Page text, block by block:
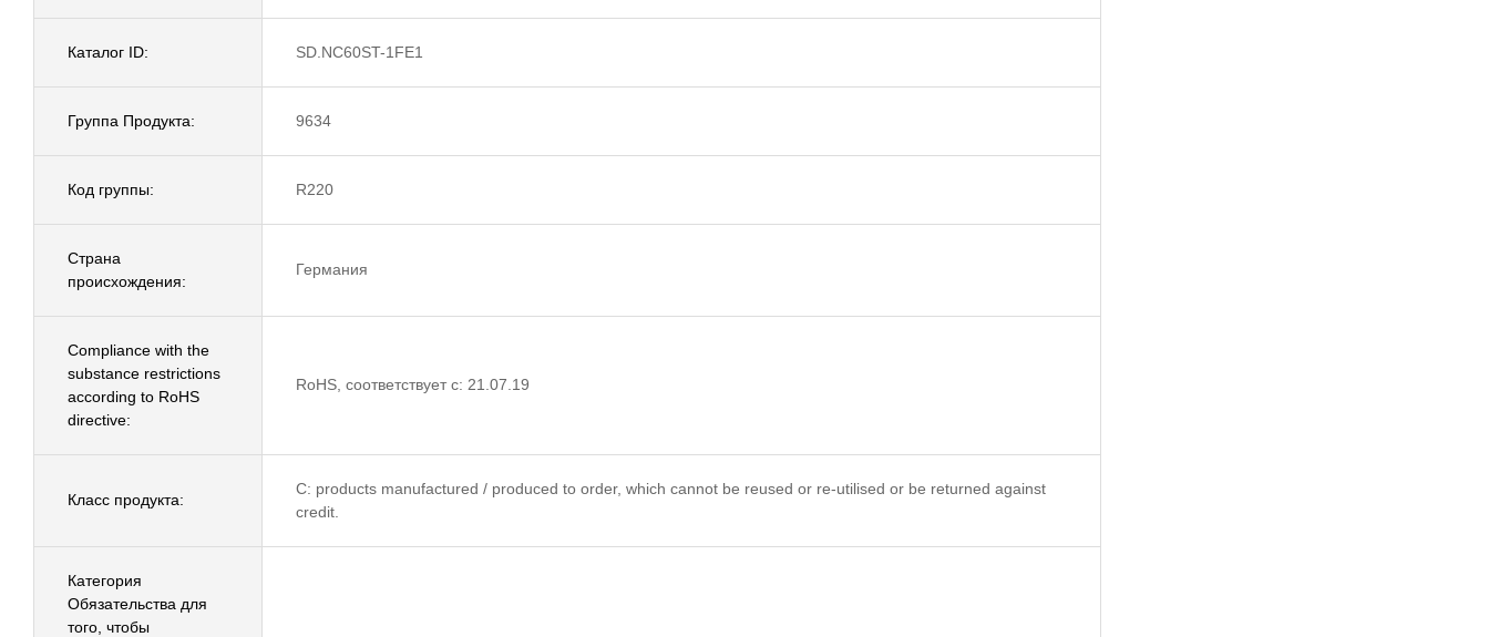
Каталог ID: SD.NC60ST-1FE1
Группа Продукта: 9634
Код группы: R220
Страна
происхождения:
Германия
Compliance with the
substance restrictions
according to RoHS
directive:
RoHS, соответствует с: 21.07.19
Класс продукта:
C: products manufactured / produced to order, which cannot be reused or re-utilised or be returned against
credit.
Категория
Обязательства для
того, чтобы